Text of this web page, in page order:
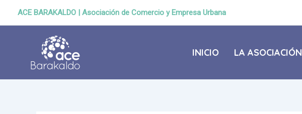
ACE BARAKALDO | Asociación de Comercio y Empresa Urbana
INICIO LA ASOCIACIÓN